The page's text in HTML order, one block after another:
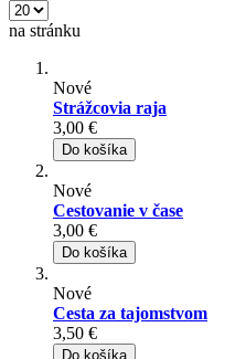
na stránku
Nové
Strážcovia raja
3,00 €
Do košíka
Nové
Cestovanie v čase
3,00 €
Do košíka
Nové
Cesta za tajomstvom
3,50 €
Do košíka